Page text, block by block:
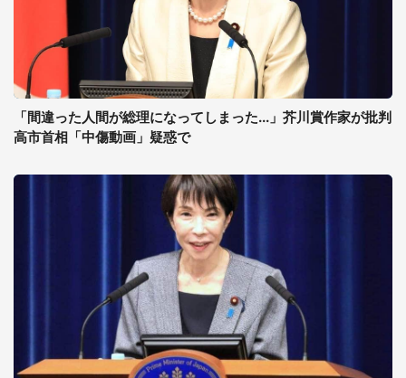
「間違った人間が総理になってしまった...」芥川賞作家が批判
高市首相「中傷動画」疑惑で